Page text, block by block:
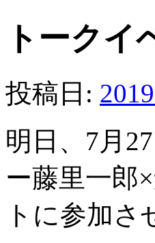
トークイ
投稿日:
明日、7月
ー藤里一郎
トに参加さ